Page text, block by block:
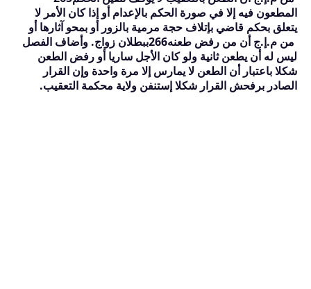
المطعون فيه إلا في صورة الحكم بالإعدام أو إذا كان الأمر لا
يتعلق بحكم قاضي بإتلاف حجة مرمية بالزور أو بمحو آثارها أو
ببطلان زواج. وأضاف الفصل266من م.إ.ج أن من رفض طعنه
ليس له أن يطعن ثانية ولو كان الأجل ساريا أو رفض الطعن
شكلا باعتبار أن الطعن لا يمارس إلا مرة واحدة وإن القرار
الصادر برفحش القرار شكلا إستنفن ولاية محكمة التعقيب.